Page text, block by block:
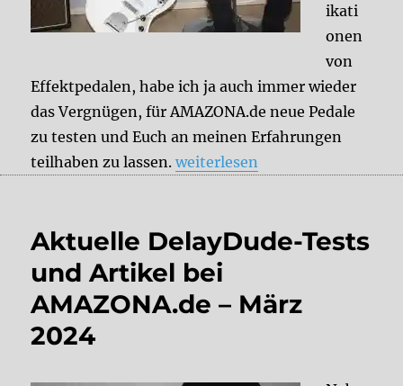
ikati
onen
von
Effektpedalen, habe ich ja auch immer wieder
das Vergnügen, für AMAZONA.de neue Pedale
zu testen und Euch an meinen Erfahrungen
teilhaben zu lassen.„Aktuelle DelayDude-Tests
weiterlesen
Aktuelle DelayDude-Tests
und Artikel bei
AMAZONA.de – März
2024